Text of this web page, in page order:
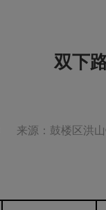
双下
来源：鼓楼区洪